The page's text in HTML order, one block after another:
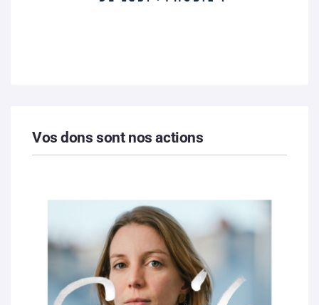
Vos dons sont nos actions